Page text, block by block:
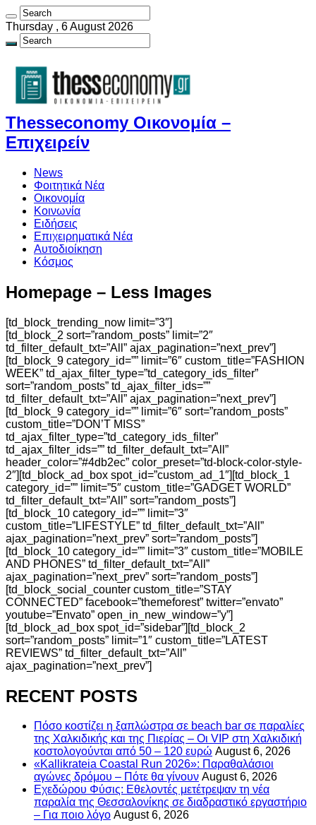
Thursday , 6 August 2026
Thesseconomy Οικονομία –
Επιχειρείν
News
Φοιτητικά Νέα
Οικονομία
Κοινωνία
Ειδήσεις
Επιχειρηματικά Νέα
Αυτοδιοίκηση
Κόσμος
Homepage – Less Images
[td_block_trending_now limit=”3″]
[td_block_2 sort=”random_posts” limit=”2″
td_filter_default_txt=”All” ajax_pagination=”next_prev”]
[td_block_9 category_id=”” limit=”6″ custom_title=”FASHION
WEEK” td_ajax_filter_type=”td_category_ids_filter”
sort=”random_posts” td_ajax_filter_ids=””
td_filter_default_txt=”All” ajax_pagination=”next_prev”]
[td_block_9 category_id=”” limit=”6″ sort=”random_posts”
custom_title=”DON’T MISS”
td_ajax_filter_type=”td_category_ids_filter”
td_ajax_filter_ids=”” td_filter_default_txt=”All”
header_color=”#4db2ec” color_preset=”td-block-color-style-
2″][td_block_ad_box spot_id=”custom_ad_1″][td_block_1
category_id=”” limit=”5″ custom_title=”GADGET WORLD”
td_filter_default_txt=”All” sort=”random_posts”]
[td_block_10 category_id=”” limit=”3″
custom_title=”LIFESTYLE” td_filter_default_txt=”All”
ajax_pagination=”next_prev” sort=”random_posts”]
[td_block_10 category_id=”” limit=”3″ custom_title=”MOBILE
AND PHONES” td_filter_default_txt=”All”
ajax_pagination=”next_prev” sort=”random_posts”]
[td_block_social_counter custom_title=”STAY
CONNECTED” facebook=”themeforest” twitter=”envato”
youtube=”Envato” open_in_new_window=”y”]
[td_block_ad_box spot_id=”sidebar”][td_block_2
sort=”random_posts” limit=”1″ custom_title=”LATEST
REVIEWS” td_filter_default_txt=”All”
ajax_pagination=”next_prev”]
RECENT POSTS
Πόσο κοστίζει η ξαπλώστρα σε beach bar σε παραλίες
της Χαλκιδικής και της Πιερίας – Οι VIP στη Χαλκιδική
κοστολογούνται από 50 – 120 ευρώ August 6, 2026
«Kallikrateia Coastal Run 2026»: Παραθαλάσιοι
αγώνες δρόμου – Πότε θα γίνουν August 6, 2026
Eχεδώρου Φύσις: Εθελοντές μετέτρεψαν τη νέα
παραλία της Θεσσαλονίκης σε διαδραστικό εργαστήριο
– Για ποιο λόγο August 6, 2026